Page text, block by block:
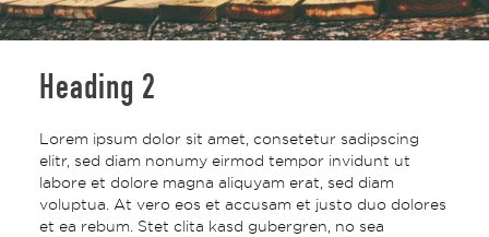
Heading 2
Lorem ipsum dolor sit amet, consetetur sadipscing
elitr, sed diam nonumy eirmod tempor invidunt ut
labore et dolore magna aliquyam erat, sed diam
voluptua. At vero eos et accusam et justo duo dolores
et ea rebum. Stet clita kasd gubergren, no sea